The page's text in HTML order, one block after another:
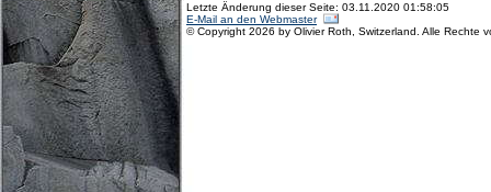
Letzte Änderung dieser Seite: 03.11.2020 01:58:05
E-Mail an den Webmaster
© Copyright 2026 by Olivier Roth, Switzerland. Alle Rechte